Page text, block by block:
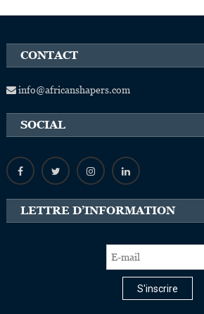
CONTACT
info@africanshapers.com
SOCIAL
LETTRE D’INFORMATION
S'inscrire